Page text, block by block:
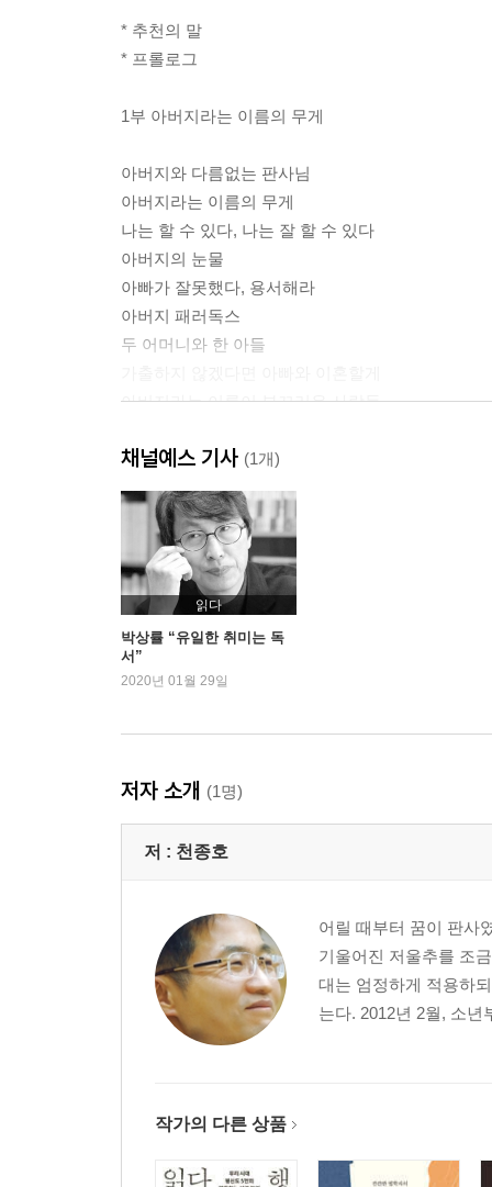
* 추천의 말
* 프롤로그
1부 아버지라는 이름의 무게
아버지와 다름없는 판사님
아버지라는 이름의 무게
나는 할 수 있다, 나는 잘 할 수 있다
아버지의 눈물
아빠가 잘못했다, 용서해라
아버지 패러독스
두 어머니와 한 아들
아버지라는 이름이 부끄러운 사람들
이 아이들의 울음소리가 들리지 않는가요?
아빠가 우시는데요
아름다운 황혼을 소망하며
2부 아버지의 마음
저도 아빠 없이 자랐어요
법정에서 비보이 댄스를
도대체 어떤 내용이기에
친구야, 힘내라
판사님 때문에 배고파도 참았어요
아이들은 아버지의 등을 보며 자란다
제가 식당 주인이라면 데리고 일하고 싶은 아이입
아빠 같은 판사님, 무지 사랑합니다
얘들아 고맙다, 그리고 사랑한다
* 일본 아동자립지원시설 방문기
* 국회의장님께 드리는 호소문
채널예스 기사 (1개)
읽다
박상률 “유일한 취미는 독
서”
2020년 01월 29일
저자 소개 (1명)
저 : 천종호
어릴 때부터 꿈이 판사
기울어진 저울추를 조
대는 엄정하게 적용하
는다. 2012년 2월, 소
작가의 다른 상품